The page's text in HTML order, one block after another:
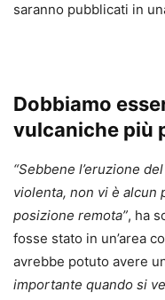
saranno pubblicati in
Dobbiamo
vulcaniche più
“Sebbene l’eruzione
violenta, non vi è alcun
posizione remota”, ha
fosse stato in un’area
avrebbe potuto avere
importante quando si